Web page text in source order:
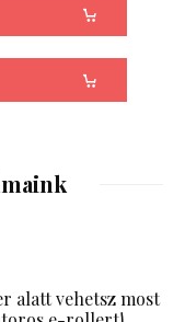
alatt vehetsz most